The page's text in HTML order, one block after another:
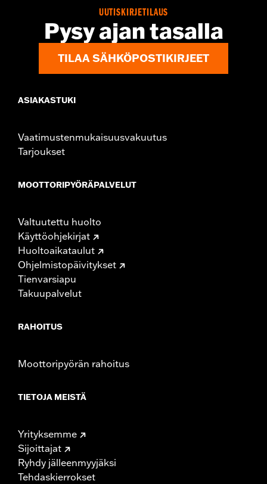
UUTISKIRJETILAUS
Pysy ajan tasalla
TILAA SÄHKÖPOSTIKIRJEET
ASIAKASTUKI
Vaatimustenmukaisuusvakuutus
Tarjoukset
MOOTTORIPYÖRÄPALVELUT
Valtuutettu huolto
Käyttöohjekirjat
Huoltoaikataulut
Ohjelmistopäivitykset
Tienvarsiapu
Takuupalvelut
RAHOITUS
Moottoripyörän rahoitus
TIETOJA MEISTÄ
Yrityksemme
Sijoittajat
Ryhdy jälleenmyyjäksi
Tehdaskierrokset